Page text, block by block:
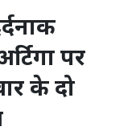
पर
के दो